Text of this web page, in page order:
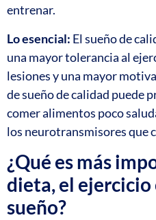
entrenar.
Lo esencial: El sueño de
una mayor tolerancia al
lesiones y una mayor
de sueño de calidad puede
comer alimentos poco
los neurotransmisores que
¿Qué es más
dieta, el ejercicio
sueño?